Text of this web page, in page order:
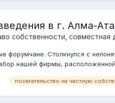
в г. Алма-Ата
собственности,
форумчане. Столкнулся с
нашей фирмы,
посягательство на частную